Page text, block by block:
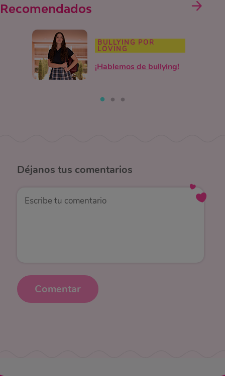
Recomendados
BULLYING POR
LOVING
¡Hablemos de bullying!
Déjanos tus comentarios
Comentar